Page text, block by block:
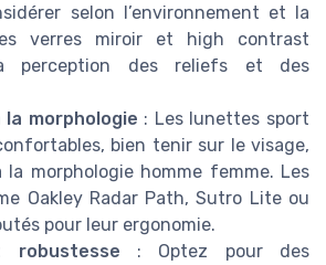
selon l’environnement et la
verres miroir et high contrast
perception des reliefs et des
morphologie : Les lunettes sport
bien tenir sur le visage,
la morphologie homme femme. Les
Oakley Radar Path, Sutro Lite ou
pour leur ergonomie.
robustesse : Optez pour des